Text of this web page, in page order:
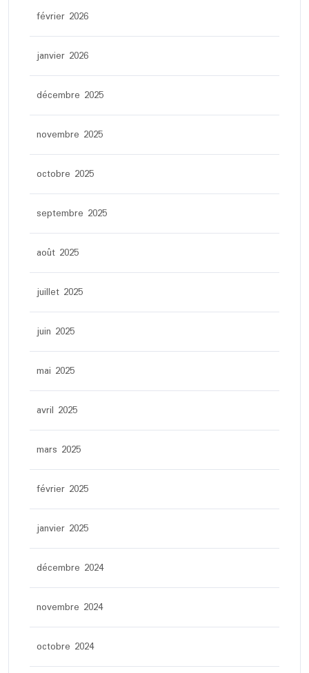
février 2026
janvier 2026
décembre 2025
novembre 2025
octobre 2025
septembre 2025
août 2025
juillet 2025
juin 2025
mai 2025
avril 2025
mars 2025
février 2025
janvier 2025
décembre 2024
novembre 2024
octobre 2024